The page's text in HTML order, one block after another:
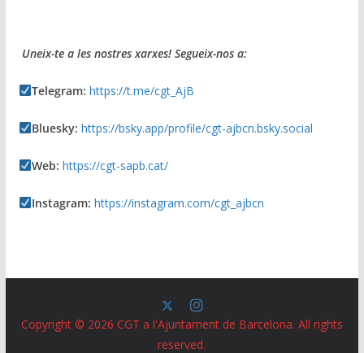
Uneix-te a les nostres xarxes! Segueix-nos a:
Telegram: https://t.me/cgt_AjB
Bluesky: https://bsky.app/profile/cgt-ajbcn.bsky.social
Web: https://cgt-sapb.cat/
Instagram: https://instagram.com/cgt_ajbcn
Copyright © 2026 CGT a l'Ajuntament de Barcelona. All rights
reserved.